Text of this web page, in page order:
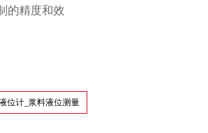
的精度和效
位计_浆料液位测量